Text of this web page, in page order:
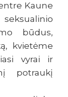
Kaune
būdus,
kvietėme
vyrai ir
potraukį